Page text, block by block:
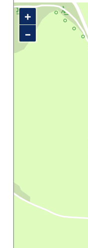
+
–